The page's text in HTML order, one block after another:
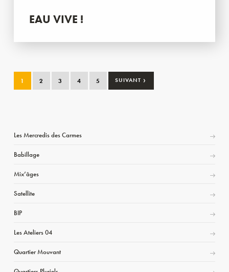
EAU VIVE !
1 2 3 4 5 SUIVANT ›
Les Mercredis des Carmes
Babillage
Mix’âges
Satellite
BIP
Les Ateliers 04
Quartier Mouvant